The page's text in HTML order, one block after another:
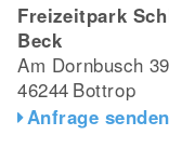
Freizeitpark
Beck
Am Dornbusch 39
46244 Bottrop
Anfrage senden